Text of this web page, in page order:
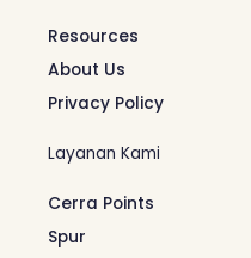
Resources
About Us
Privacy Policy
Layanan Kami
Cerra Points
Spur